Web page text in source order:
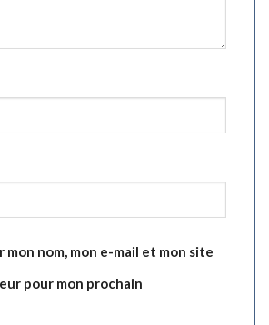
mon nom, mon e-mail et mon site
pour mon prochain